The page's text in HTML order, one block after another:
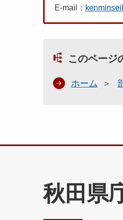
E-mail：
このページ
ホーム
秋田県